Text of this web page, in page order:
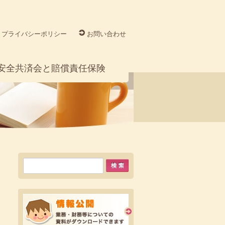
プライバシーポリシー お問い合わせ
全共済会と賠償責任保険